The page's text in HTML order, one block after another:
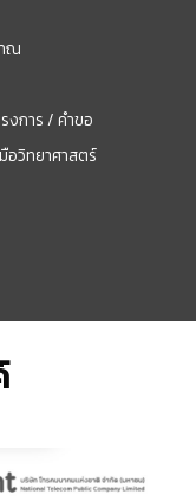
ณ
งการ / คำขอ
อวิทยาศาสตร์